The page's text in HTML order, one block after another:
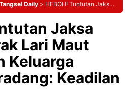
Daily > HEBOH! Tuntutan Jaksa
Jaksa
Lari Maut
Keluarga
Keadilan